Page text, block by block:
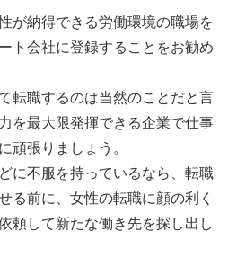
が納得できる労働環境の職場を
ト会社に登録することをお勧め
転職するのは当然のことだと言
を最大限発揮できる企業で仕事
頑張りましょう。
に不服を持っているなら、転職
る前に、女性の転職に顔の利く
頼して新たな働き先を探し出し